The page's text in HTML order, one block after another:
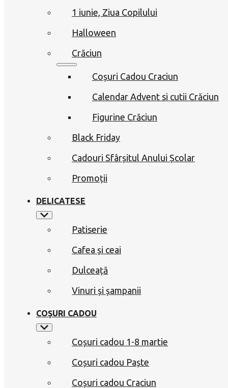
1 iunie, Ziua Copilului
Halloween
Crăciun
Coșuri Cadou Craciun
Calendar Advent si cutii Crăciun
Figurine Crăciun
Black Friday
Cadouri Sfârșitul Anului Școlar
Promoții
DELICATESE
Patiserie
Cafea și ceai
Dulceață
Vinuri și șampanii
COȘURI CADOU
Coșuri cadou 1-8 martie
Coșuri cadou Paște
Coșuri cadou Craciun